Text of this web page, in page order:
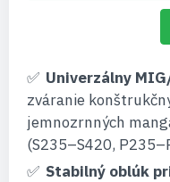
Univerzálny
zváranie
jemnozrnných
(S235–S420,
Stabilný oblúk